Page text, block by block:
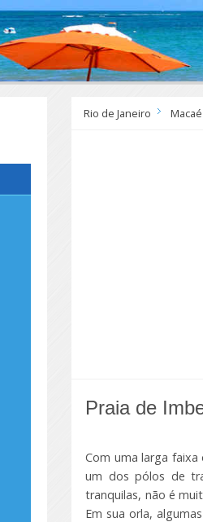
Rio de Janeiro Macaé
Praia de
Com uma larga
um dos pólos de
tranquilas, não é
Em sua orla,